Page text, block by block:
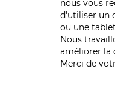
nous vous
d'utiliser un
ou une
Nous
améliorer la
Merci de